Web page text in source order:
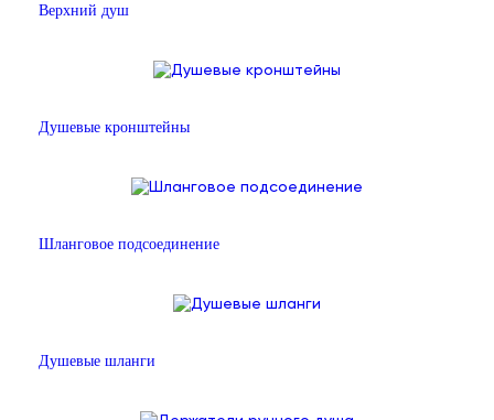
Верхний душ
Душевые кронштейны
Шланговое подсоединение
Душевые шланги